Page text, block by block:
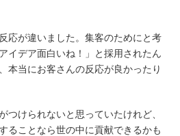
応が違いました。集客のためにと考
イデア面白いね！」と採用されたん
本当にお客さんの反応が良かったり
つけられないと思っていたけれど、
ることなら世の中に貢献できるかも